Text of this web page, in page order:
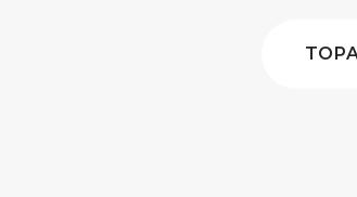
TOP